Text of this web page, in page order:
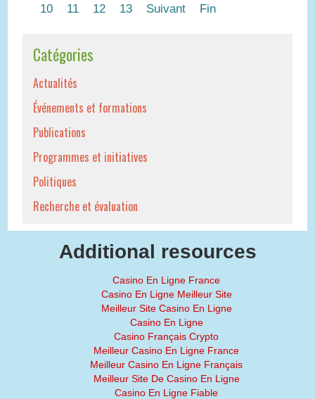
10
11 12 13 Suivant Fin
Catégories
Actualités
Événements et formations
Publications
Programmes et initiatives
Politiques
Recherche et évaluation
Additional resources
Casino En Ligne France
Casino En Ligne Meilleur Site
Meilleur Site Casino En Ligne
Casino En Ligne
Casino Français Crypto
Meilleur Casino En Ligne France
Meilleur Casino En Ligne Français
Meilleur Site De Casino En Ligne
Casino En Ligne Fiable